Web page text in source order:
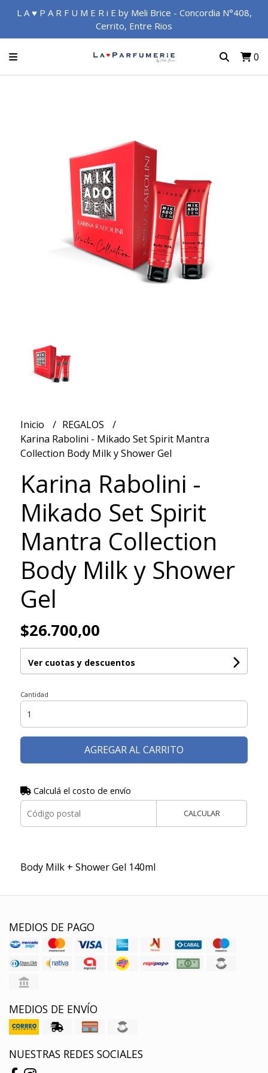
L A ♥ P A R F U M E R i E by Meli Brice - Concordia N°408,
Cerrito, Entre Rios
0
Inicio
REGALOS
Karina Rabolini - Mikado Set Spirit Mantra
Collection Body Milk y Shower Gel
Karina Rabolini -
Mikado Set Spirit
Mantra Collection
Body Milk y Shower
Gel
$26.700,00
Ver cuotas y descuentos
Cantidad
AGREGAR AL CARRITO
Calculá el costo de envío
CALCULAR
Body Milk + Shower Gel 140ml
MEDIOS DE PAGO
MEDIOS DE ENVÍO
NUESTRAS REDES SOCIALES